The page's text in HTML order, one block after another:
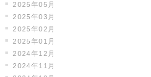
2025年05月
2025年03月
2025年02月
2025年01月
2024年12月
2024年11月